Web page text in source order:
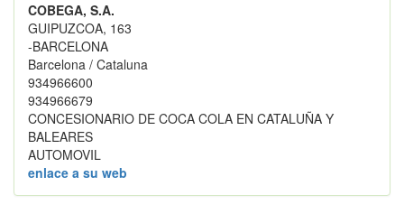
COBEGA, S.A.
GUIPUZCOA, 163
-BARCELONA
Barcelona / Cataluna
934966600
934966679
CONCESIONARIO DE COCA COLA EN CATALUÑA Y
BALEARES
AUTOMOVIL
enlace a su web